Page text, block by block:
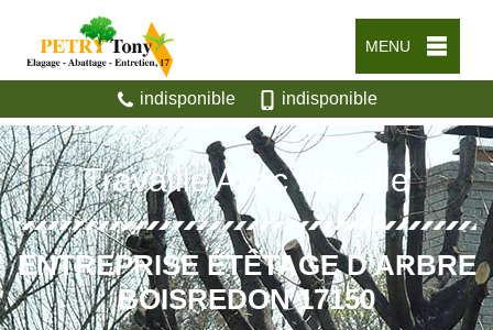
MENU
indisponible indisponible
Travaille Avec Nacelle
ENTREPRISE ÉTÊTAGE D'ARBRE
BOISREDON 17150